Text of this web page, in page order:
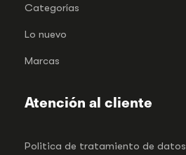
Categorías
Lo nuevo
Marcas
Atención al cliente
Politica de tratamiento de datos